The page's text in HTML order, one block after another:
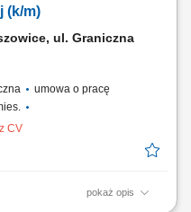
za fizyczny
(k/m)
ul. Graniczna
umowa o pracę
CV
pokaż opis